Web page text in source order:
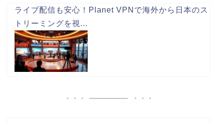
ライブ配信も安心！Planet VPNで海外から日本のス
トリーミングを視...